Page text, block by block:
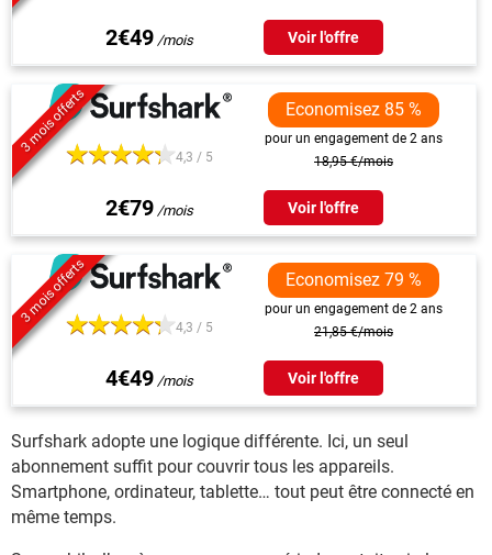
2€49 Voir l'offre
3 mois offerts
4,3 / 5
Economisez 85 %
pour un engagement de 2 ans
18,95 €/mois
2€79 Voir l'offre
3 mois offerts
4,3 / 5
Economisez 79 %
pour un engagement de 2 ans
21,85 €/mois
4€49 Voir l'offre
Surfshark adopte une logique différente. Ici, un seul
abonnement suffit pour couvrir tous les appareils.
Smartphone, ordinateur, tablette… tout peut être connecté en
même temps.